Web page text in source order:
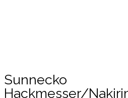
Sunnecko
Hackmesser/